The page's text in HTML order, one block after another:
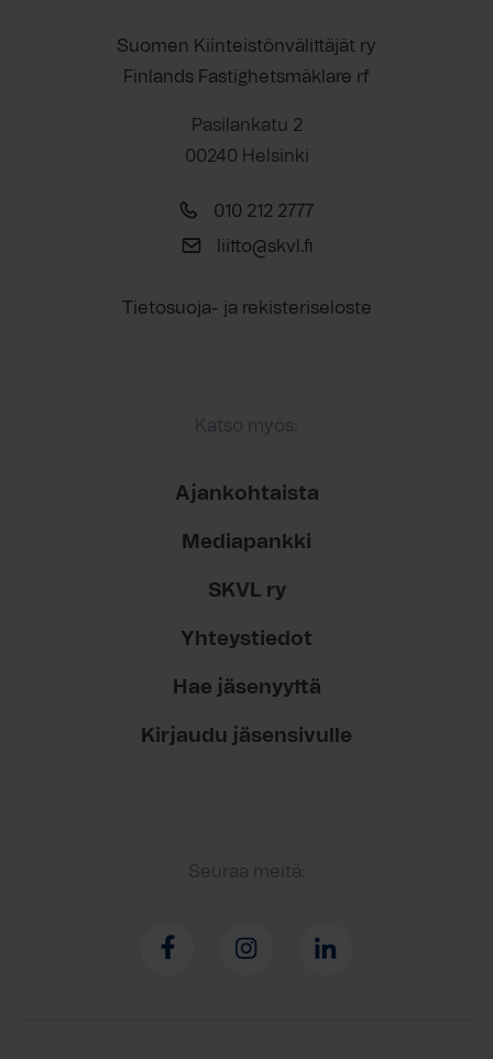
Suomen Kiinteistönvälittäjät ry
Finlands Fastighetsmäklare rf
Pasilankatu 2
00240 Helsinki
010 212 2777
liitto@skvl.fi
Tietosuoja- ja rekisteriseloste
Katso myös:
Ajankohtaista
Mediapankki
SKVL ry
Yhteystiedot
Hae jäsenyyttä
Kirjaudu jäsensivulle
Seuraa meitä: